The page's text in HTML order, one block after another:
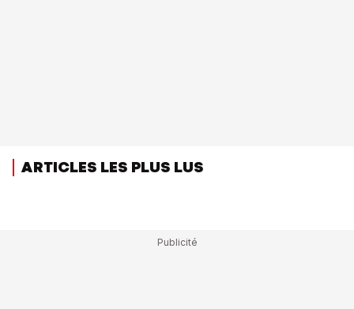
ARTICLES LES PLUS LUS